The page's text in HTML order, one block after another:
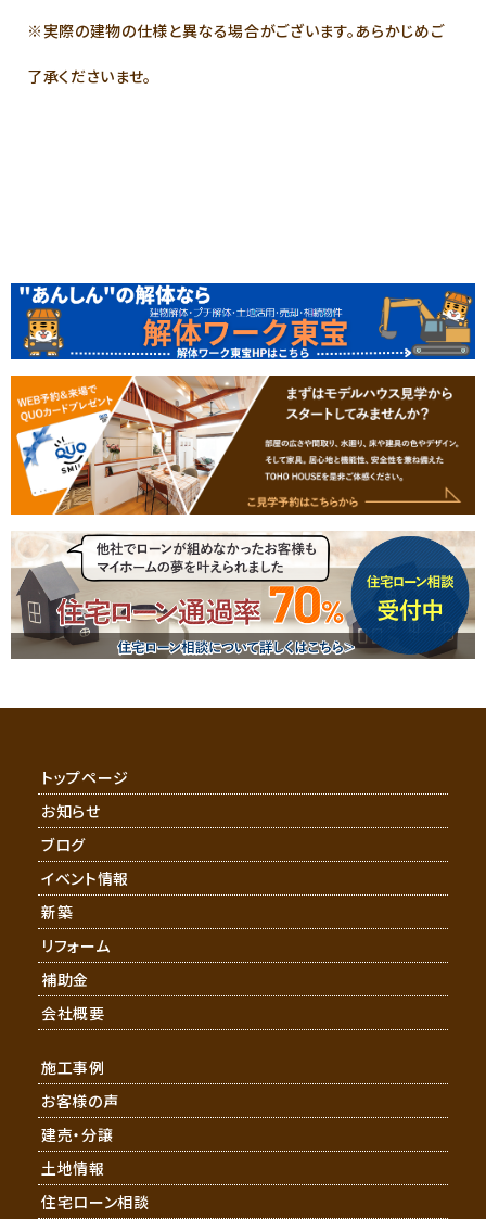
※実際の建物の仕様と異なる場合がございます。あらかじめご
了承くださいませ。
トップページ
お知らせ
ブログ
イベント情報
新築
リフォーム
補助金
会社概要
施工事例
お客様の声
建売・分譲
土地情報
住宅ローン相談